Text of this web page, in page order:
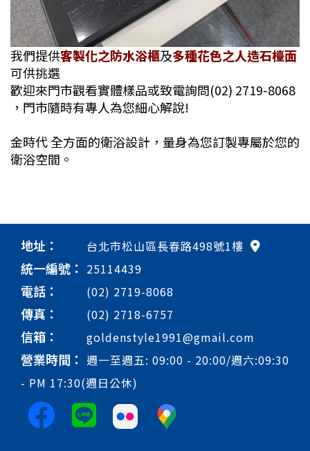
我們提供客製化之防水浴櫃及多種花色之人造石檯面
可供挑選
歡迎來門市觀看實體樣品或致電詢問(02) 2719-8068
，門市隨時有專人為您細心解說!
金時代 全方面的衛浴設計，量身為您訂製專屬於您的
衛浴空間。
地址： 台北市松山區長春路498號1樓
統一編號： 25114439
電話： (02) 2719-8068
傳真： (02) 2718-6757
信箱： goldenstyle1991@gmail.com
營業時間： 週一至週五: 09:00 - 20:00/週六:09:30
- PM 17:30(週日公休)